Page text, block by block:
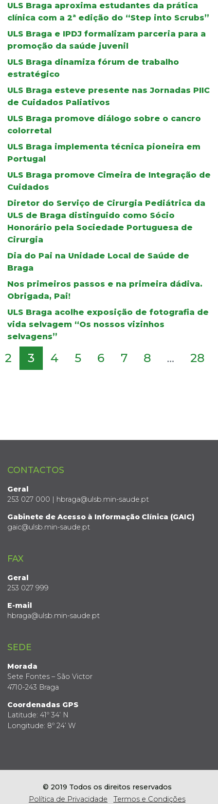
ULS Braga aproxima estudantes da prática
clínica com a 2ª edição do “Step into Scrubs”
ULS Braga e IPDJ formalizam parceria para a
promoção da saúde juvenil
ULS Braga dinamiza fórum de trabalho
estratégico
ULS Braga esteve presente nas Jornadas PIIC
de Cuidados Paliativos
ULS Braga promove diálogo sobre o cancro
colorretal
ULS Braga implementa técnica pioneira em
Portugal
ULS Braga promove Cimeira de Integração de
Cuidados
Diretor do Serviço de Cirurgia Pediátrica da
ULS de Braga distinguido como Sócio
Honorário pela Sociedade Portuguesa de
Cirurgia
Dia do Pai na Unidade Local de Saúde de
Braga
Nos primeiros passos e na primeira dádiva.
Obrigada, Pai!
ULS Braga acolhe exposição de fotografia de
vida selvagem “Os nossos vizinhos
selvagens”
2 3 4 5 6 7 8 ... 28
CONTACTOS
Geral
253 027 000 | hbraga@ulsb.min-saude.pt
Gabinete de Acesso à Informação Clínica (GAIC)
gaic@ulsb.min-saude.pt
FAX
Geral
253 027 999
E-mail
hbraga@ulsb.min-saude.pt
SEDE
Morada
Sete Fontes – São Victor
4710-243 Braga
Coordenadas GPS
Latitude: 41º 34’ N
Longitude: 8º 24’ W
© 2019 Todos os direitos reservados
Política de Privacidade
Termos e Condições